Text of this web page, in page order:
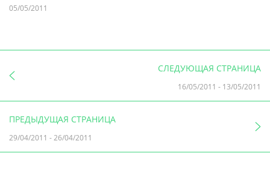
05/05/2011
СЛЕДУЮЩАЯ СТРАНИЦА
16/05/2011 - 13/05/2011
ПРЕДЫДУЩАЯ СТРАНИЦА
29/04/2011 -26/04/2011